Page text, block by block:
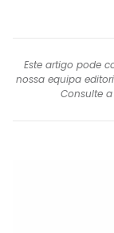
Este artigo pode
nossa equipa
Consulte